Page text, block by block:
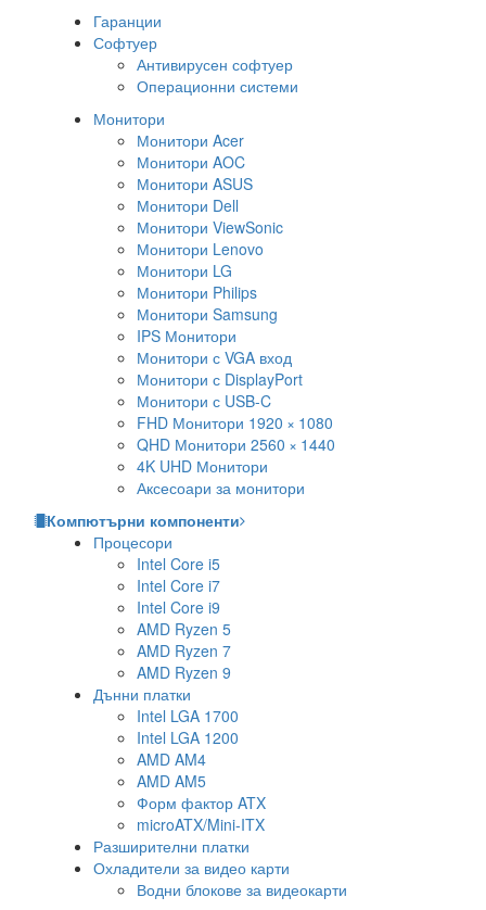
Гаранции
Софтуер
Антивирусен софтуер
Операционни системи
Монитори
Монитори Acer
Монитори AOC
Монитори ASUS
Монитори Dell
Монитори ViewSonic
Монитори Lenovo
Монитори LG
Монитори Philips
Монитори Samsung
IPS Монитори
Монитори с VGA вход
Монитори с DisplayPort
Монитори с USB-C
FHD Монитори 1920 × 1080
QHD Монитори 2560 × 1440
4K UHD Монитори
Аксесоари за монитори
Компютърни компоненти
Процесори
Intel Core i5
Intel Core i7
Intel Core i9
AMD Ryzen 5
AMD Ryzen 7
AMD Ryzen 9
Дънни платки
Intel LGA 1700
Intel LGA 1200
AMD AM4
AMD AM5
Форм фактор ATX
microATX/Mini-ITX
Разширителни платки
Охладители за видео карти
Водни блокове за видеокарти